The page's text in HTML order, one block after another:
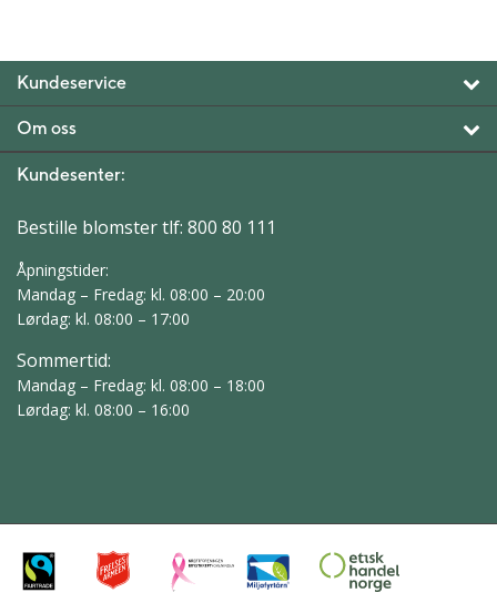
Kundeservice
Om oss
Kundesenter:
Bestille blomster tlf: 800 80 111
Åpningstider:
Mandag – Fredag: kl. 08:00 – 20:00
Lørdag: kl. 08:00 – 17:00
Sommertid:
Mandag – Fredag: kl. 08:00 – 18:00
Lørdag: kl. 08:00 – 16:00